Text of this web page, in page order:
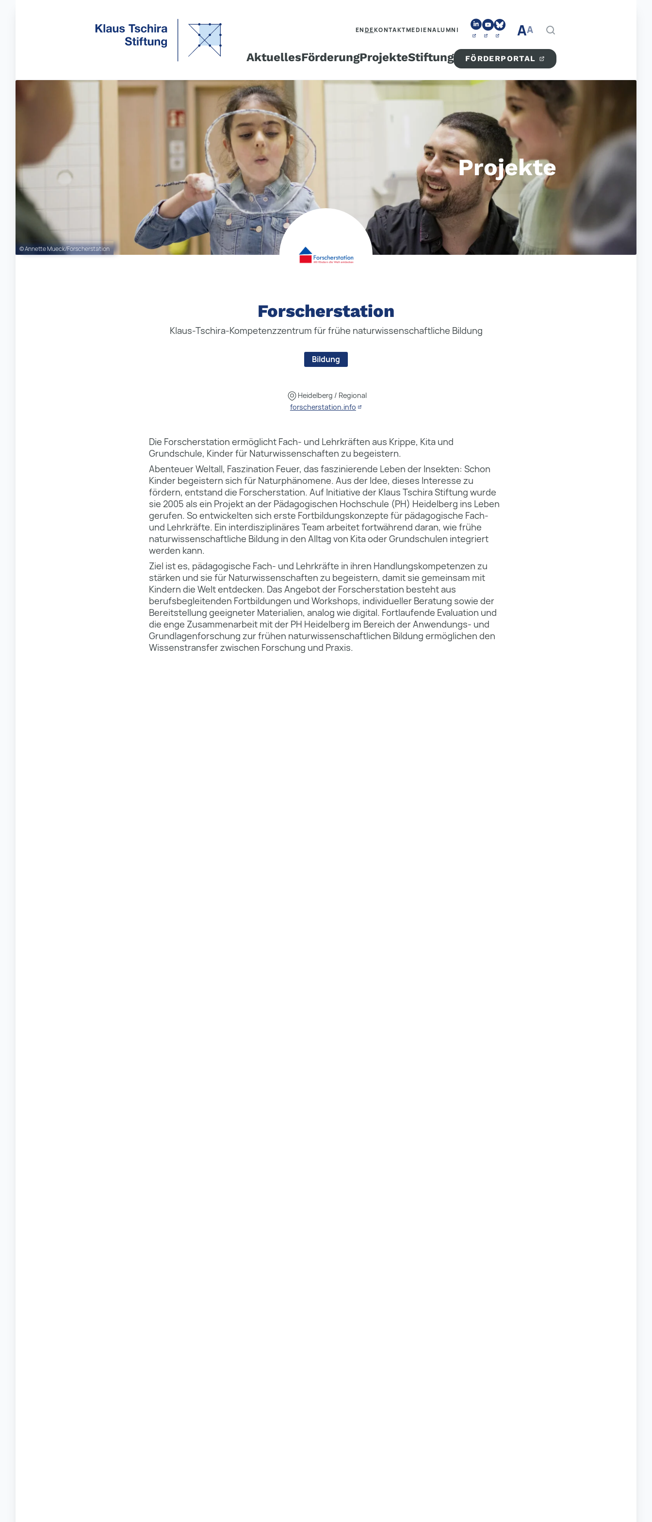
ENDEKONTAKTMEDIENALUMNI AA
AktuellesFörderungProjekteStiftung FÖRDERPORTAL
Projekte
© Annette Mueck/Forscherstation
Forscherstation
Klaus-Tschira-Kompetenzzentrum für frühe naturwissenschaftliche Bildung
Bildung
Heidelberg / Regional
forscherstation.info
Die Forscherstation ermöglicht Fach- und Lehrkräften aus Krippe, Kita und
Grundschule, Kinder für Naturwissenschaften zu begeistern.
Abenteuer Weltall, Faszination Feuer, das faszinierende Leben der Insekten: Schon
Kinder begeistern sich für Naturphänomene. Aus der Idee, dieses Interesse zu
fördern, entstand die Forscherstation. Auf Initiative der Klaus Tschira Stiftung wurde
sie 2005 als ein Projekt an der Pädagogischen Hochschule (PH) Heidelberg ins Leben
gerufen. So entwickelten sich erste Fortbildungskonzepte für pädagogische Fach-
und Lehrkräfte. Ein interdisziplinäres Team arbeitet fortwährend daran, wie frühe
naturwissenschaftliche Bildung in den Alltag von Kita oder Grundschulen integriert
werden kann.
Ziel ist es, pädagogische Fach- und Lehrkräfte in ihren Handlungskompetenzen zu
stärken und sie für Naturwissenschaften zu begeistern, damit sie gemeinsam mit
Kindern die Welt entdecken. Das Angebot der Forscherstation besteht aus
berufsbegleitenden Fortbildungen und Workshops, individueller Beratung sowie der
Bereitstellung geeigneter Materialien, analog wie digital. Fortlaufende Evaluation und
die enge Zusammenarbeit mit der PH Heidelberg im Bereich der Anwendungs- und
Grundlagenforschung zur frühen naturwissenschaftlichen Bildung ermöglichen den
Wissenstransfer zwischen Forschung und Praxis.